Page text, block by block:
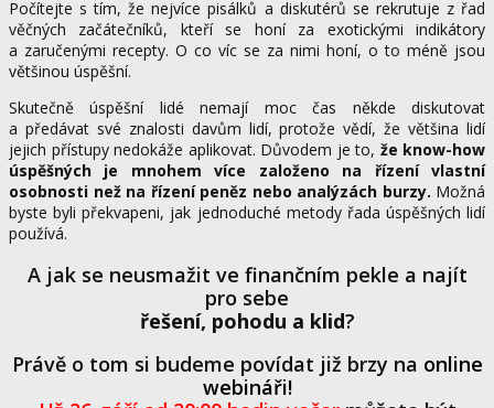
Počítejte s tím, že nejvíce pisálků a diskutérů se rekrutuje z řad
věčných začátečníků, kteří se honí za exotickými indikátory
a zaručenými recepty. O co víc se za nimi honí, o to méně jsou
většinou úspěšní.
Skutečně úspěšní lidé nemají moc čas někde diskutovat
a předávat své znalosti davům lidí, protože vědí, že většina lidí
jejich přístupy nedokáže aplikovat. Důvodem je to, že know-how
úspěšných je mnohem více založeno na řízení vlastní
osobnosti než na řízení peněz nebo analýzách burzy. Možná
byste byli překvapeni, jak jednoduché metody řada úspěšných lidí
používá.
A jak se neusmažit ve finančním pekle a najít
pro sebe
řešení, pohodu a klid?
Právě o tom si budeme povídat již brzy na online
webináři!